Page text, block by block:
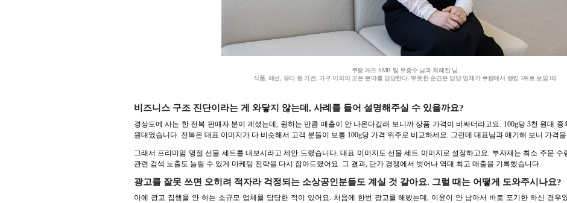
쿠팡 애즈 SMB 팀 유종수 님과 최혜진 님.
식품, 패션, 뷰티 등 가전, 가구 이외의 모든 분야를 담당한다. 뿌듯한 순간은 담당 업체가 쿠팡에서 랭킹 1위로 보일 때.
비즈니스 구조 진단이라는 게 와닿지 않는데, 사례를 들어 설명해주실 수 있을까요?
경상도에 사는 한 전복 판매자 분이 계셨는데, 원하는 만큼 매출이 안 나온다길래 보니까 상품 가격이 비싸더라고요. 100g당 3천 원대
원대였습니다. 전복은 대표 이미지가 다 비슷해서 고객 분들이 보통 100g당 가격 위주로 비교하세요. 그런데 대표님과 얘기해 보니 가격
그래서 프리미엄 명절 선물 세트를 내보시라고 제안 드렸습니다. 대표 이미지도 선물 세트 이미지로 설정하고요. 부자재는 최소 주문 수
관련 검색 노출도 늘릴 수 있게 마케팅 전략을 다시 잡아드렸어요. 그 결과, 단가 경쟁에서 벗어나 역대 최고 매출을 기록했습니다.
광고를 잘못 쓰면 오히려 적자라 걱정되는 소상공인분들도 계실 것 같아요. 그럴 때는 어떻게 도와주시나요?
아예 광고 집행을 안 하는 소규모 업체를 담당한 적이 있어요. 처음에 한번 광고를 해봤는데, 이윤이 안 남아서 바로 포기한 하신 경우